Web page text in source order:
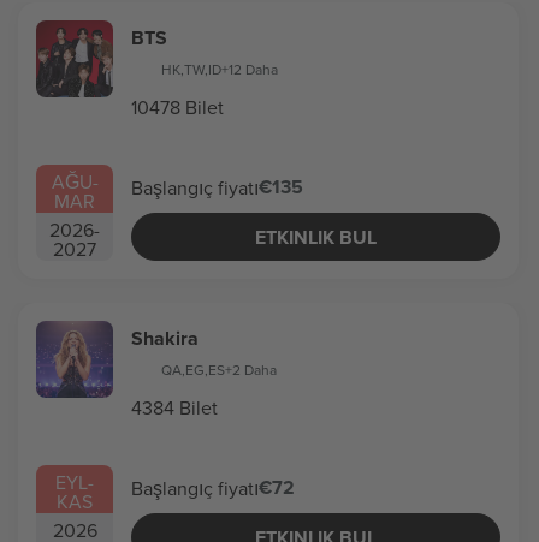
AĞU-
MAR
2026-
2027
BTS
HK,TW,ID+12 Daha
10478 Bilet
Başlangıç fiyatı€135
ETKINLIK BUL
EYL-
KAS
2026
Shakira
QA,EG,ES+2 Daha
4384 Bilet
Başlangıç fiyatı€72